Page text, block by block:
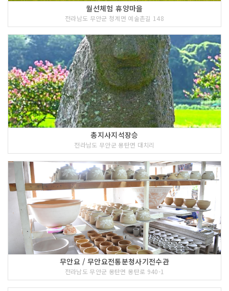
월선체험 휴양마을
전라남도 무안군 청계면 예술촌길 148
총지사지석장승
전라남도 무안군 몽탄면 대치리
무안요 / 무안요전통분청사기전수관
전라남도 무안군 몽탄면 몽탄로 940-1